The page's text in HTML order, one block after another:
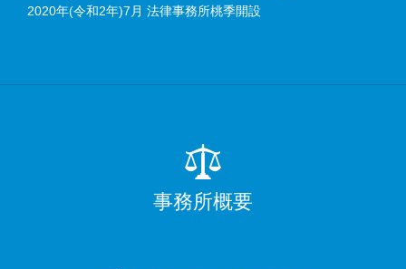
2020年(令和2年)7月 法律事務所桃季開設
事務所概要